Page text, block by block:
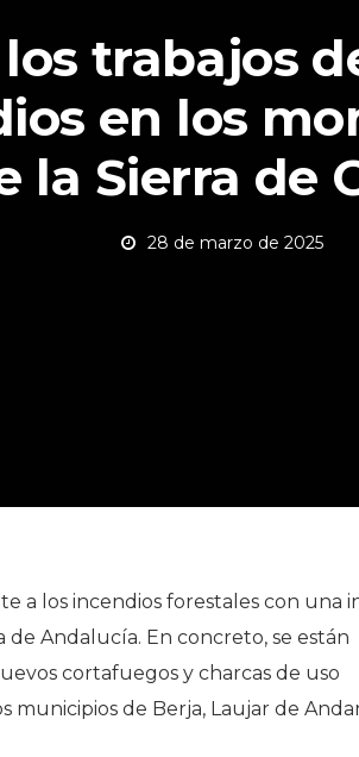
trabajos
en los
la Sierra de
28 de marzo de 2025
a los incendios forestales con una
Andalucía. En concreto, se están
cortafuegos y charcas de uso
municipios de Berja, Laujar de